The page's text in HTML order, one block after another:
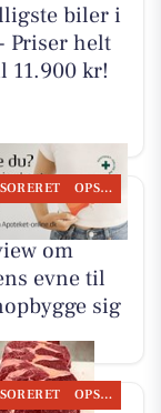
biler i
Priser helt
11.900 kr!
OPSLAGSTAVLEN
deler
om
evne til
sig
OPSLAGSTAVLEN